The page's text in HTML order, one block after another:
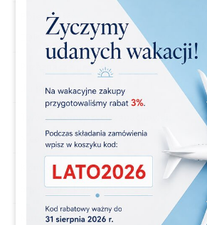
Pojemność:
EDP 50 ml + EDP 10 ml
Przeznaczenie:
dla Kobiet
Twórca kompozycji zapachowej:
Nicolas Beaulieu, Anne Flipo
Kompozycja zapachowa:
orientalno - kwiatowe
Nuta głowy: